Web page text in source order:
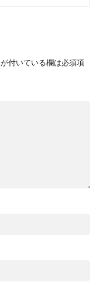
が付いている欄は必須項